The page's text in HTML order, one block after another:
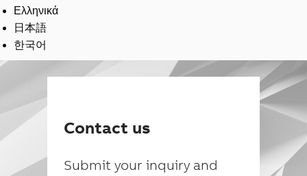
Ελληνικά
日本語
한국어
Contact us
Submit your inquiry and